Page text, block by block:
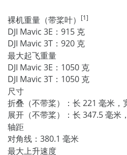
裸机重量（带桨叶） [1]
DJI Mavic 3E：915 克
DJI Mavic 3T：920 克
最大起飞重量
DJI Mavic 3E：1050 克
DJI Mavic 3T：1050 克
尺寸
折叠（不带桨）：长 221 毫米，
展开（不带桨）：长 347.5 毫米
轴距
对角线：380.1 毫米
最大上升速度